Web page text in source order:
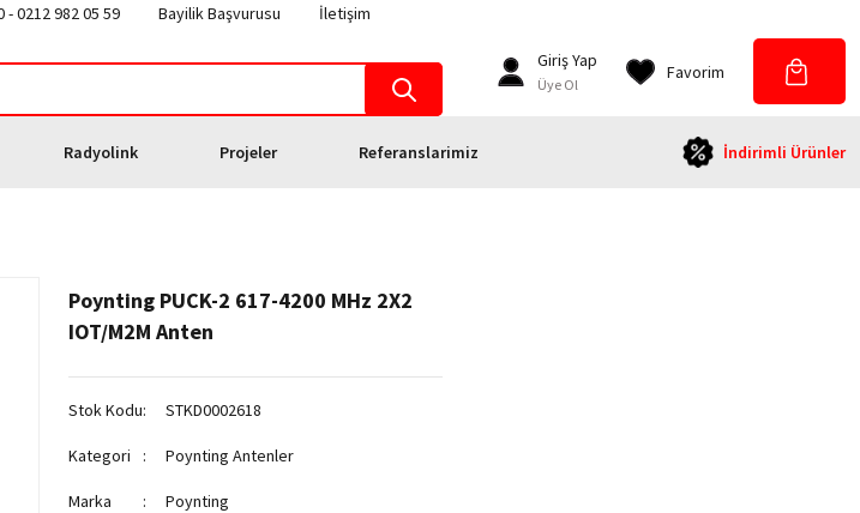
- 0212 982 05 59 Bayilik Başvurusu
İletişim
Giriş Yap
Üye Ol
Favorim
Radyolink Projeler Referanslarimiz İndirimli Ürünler
Poynting PUCK-2 617-4200 MHz 2X2
IOT/M2M Anten
Stok Kodu STKD0002618
Kategori Poynting Antenler
Marka Poynting